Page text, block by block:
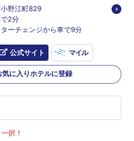
野江町829
2分
ーチェンジから車で9分
公式サイト マイル
気に入りホテルに登録
択！